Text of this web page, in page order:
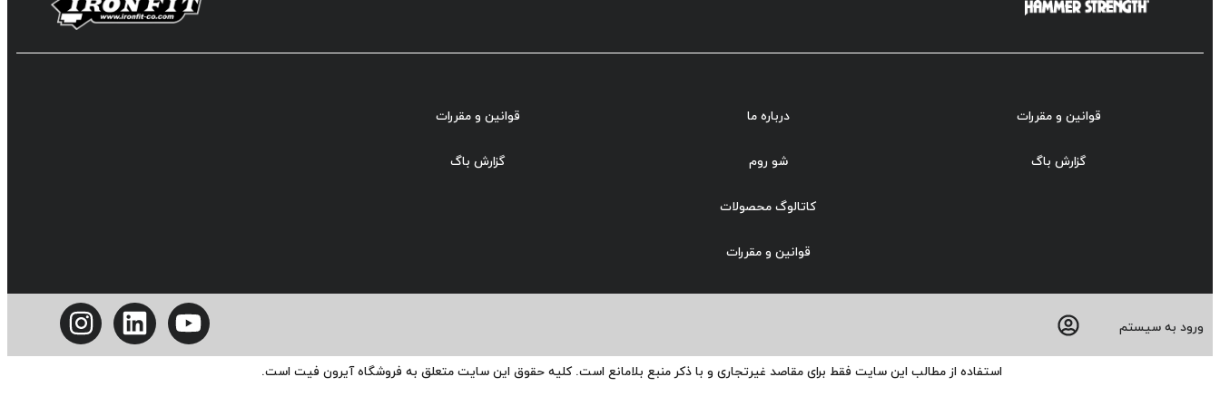
قوانین و مقررات
گزارش باگ
درباره ما
شو روم
کاتالوگ محصولات
قوانین و مقررات
قوانین و مقررات
گزارش باگ
ورود به سیستم
استفاده از مطالب این سایت فقط برای مقاصد غیرتجاری و با ذکر منبع بلامانع است. کلیه حقوق این سایت متعلق به فروشگاه آیرون فیت است.